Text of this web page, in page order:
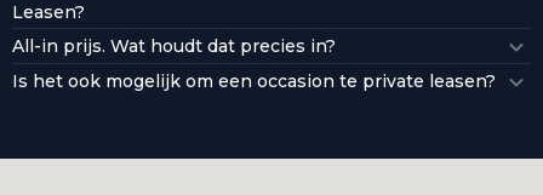
Leasen?
All-in prijs. Wat houdt dat precies in?
Is het ook mogelijk om een occasion te private leasen?